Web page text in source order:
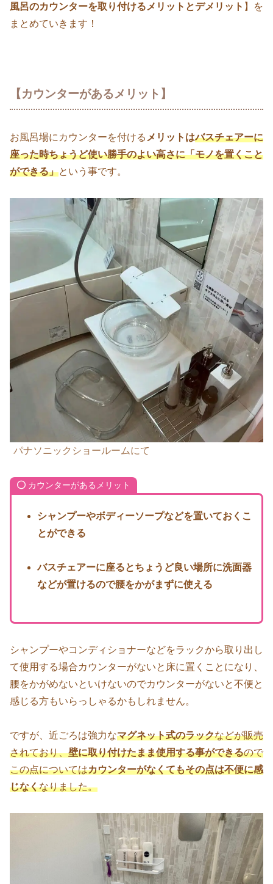
風呂のカウンターを取り付けるメリットとデメリット 】を
まとめていきます！
【カウンターがあるメリット】
お風呂場にカウンターを付ける メリットはバスチェアーに
座った時ちょうど使い勝手のよい高さに「モノを置くこと
ができる」という事です。
パナソニックショールームにて
カウンターがあるメリット
シャンプーやボディーソープなどを置いておくこ
とができる
バスチェアーに座るとちょうど良い場所に洗面器
などが置けるので腰をかがまずに使える
シャンプーやコンディショナーなどをラックから取り出し
て使用する場合カウンターがないと床に置くことになり、
腰をかがめないといけないのでカウンターがないと不便と
感じる方もいらっしゃるかもしれません。
ですが、近ごろは強力なマグネット式のラックなどが販売
されており、壁に取り付けたまま使用する事ができるので
この点についてはカウンターがなくてもその点は不便に感
じなくなりました。